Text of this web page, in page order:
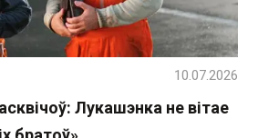
Лукашэнка не вітае
10.07.2026